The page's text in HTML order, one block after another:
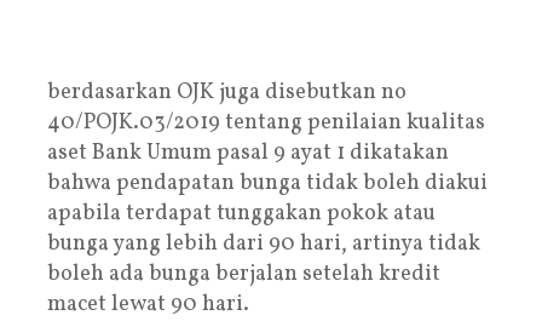
berdasarkan OJK juga disebutkan no
40/POJK.03/2019 tentang penilaian kualitas
aset Bank Umum pasal 9 ayat 1 dikatakan
bahwa pendapatan bunga tidak boleh diakui
apabila terdapat tunggakan pokok atau
bunga yang lebih dari 90 hari, artinya tidak
boleh ada bunga berjalan setelah kredit
macet lewat 90 hari.